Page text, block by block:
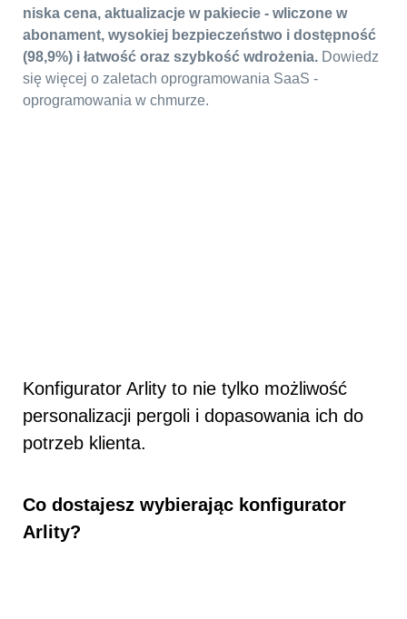
niska cena, aktualizacje w pakiecie - wliczone w
abonament, wysokiej bezpieczeństwo i dostępność
(98,9%) i łatwość oraz szybkość wdrożenia. Dowiedz
się więcej o zaletach oprogramowania SaaS -
oprogramowania w chmurze.
Konfigurator Arlity to nie tylko możliwość
personalizacji pergoli i dopasowania ich do
potrzeb klienta.
Co dostajesz wybierając konfigurator
Arlity?